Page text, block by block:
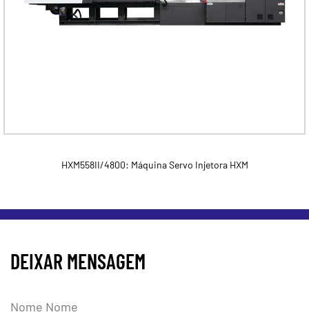
HXM558II/4800: Máquina Servo Injetora HXM
DEIXAR MENSAGEM